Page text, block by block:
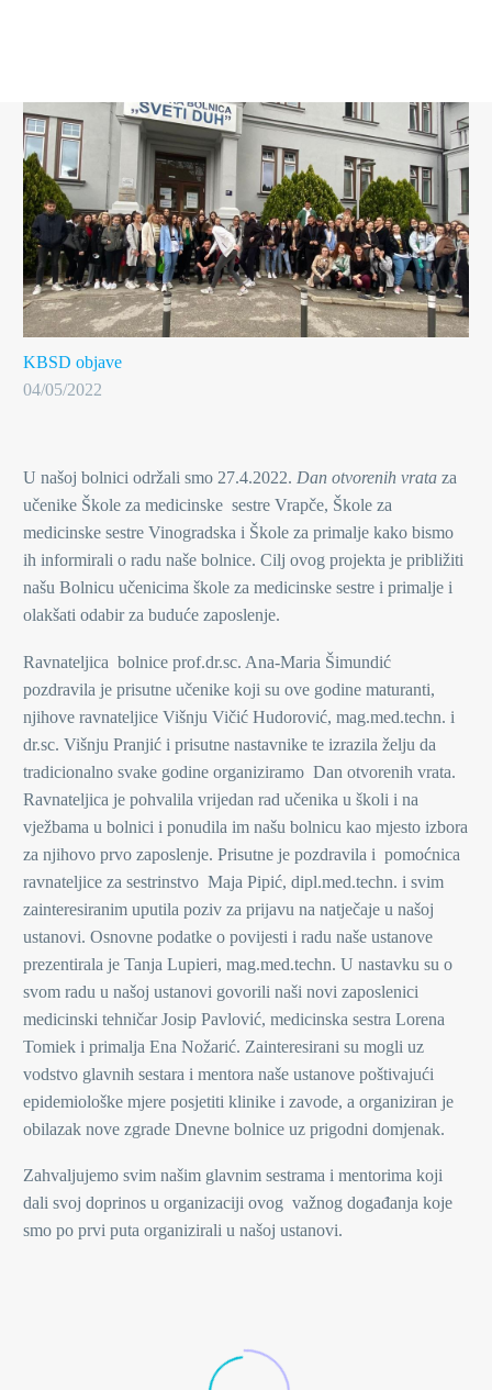
KBSD objave
04/05/2022
U našoj bolnici održali smo 27.4.2022. Dan otvorenih vrata za
učenike Škole za medicinske sestre Vrapče, Škole za
medicinske sestre Vinogradska i Škole za primalje kako bismo
ih informirali o radu naše bolnice. Cilj ovog projekta je približiti
našu Bolnicu učenicima škole za medicinske sestre i primalje i
olakšati odabir za buduće zaposlenje.
Ravnateljica bolnice prof.dr.sc. Ana-Maria Šimundić
pozdravila je prisutne učenike koji su ove godine maturanti,
njihove ravnateljice Višnju Vičić Hudorović, mag.med.techn. i
dr.sc. Višnju Pranjić i prisutne nastavnike te izrazila želju da
tradicionalno svake godine organiziramo Dan otvorenih vrata.
Ravnateljica je pohvalila vrijedan rad učenika u školi i na
vježbama u bolnici i ponudila im našu bolnicu kao mjesto izbora
za njihovo prvo zaposlenje. Prisutne je pozdravila i pomoćnica
ravnateljice za sestrinstvo Maja Pipić, dipl.med.techn. i svim
zainteresiranim uputila poziv za prijavu na natječaje u našoj
ustanovi. Osnovne podatke o povijesti i radu naše ustanove
prezentirala je Tanja Lupieri, mag.med.techn. U nastavku su o
svom radu u našoj ustanovi govorili naši novi zaposlenici
medicinski tehničar Josip Pavlović, medicinska sestra Lorena
Tomiek i primalja Ena Nožarić. Zainteresirani su mogli uz
vodstvo glavnih sestara i mentora naše ustanove poštivajući
epidemiološke mjere posjetiti klinike i zavode, a organiziran je
obilazak nove zgrade Dnevne bolnice uz prigodni domjenak.
Zahvaljujemo svim našim glavnim sestrama i mentorima koji
dali svoj doprinos u organizaciji ovog važnog događanja koje
smo po prvi puta organizirali u našoj ustanovi.